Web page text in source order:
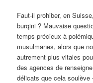
Faut-il prohiber, en
burqini ? Mauvaise
temps précieux à
musulmanes, alors que
autrement plus vitales
des agences de
délicats que cela